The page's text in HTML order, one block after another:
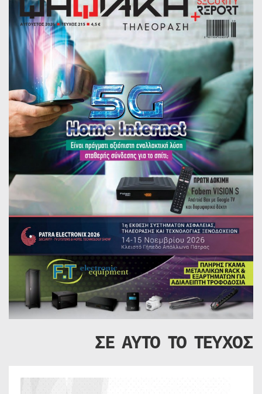
ΣΕ ΑΥΤΟ ΤΟ ΤΕΥΧΟΣ